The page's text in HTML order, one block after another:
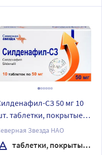
СЗ 50 мг 10
таблетки, покрытые
оболочкой
Звезда НАО
таблетки, покрытые пленочной оболочкой